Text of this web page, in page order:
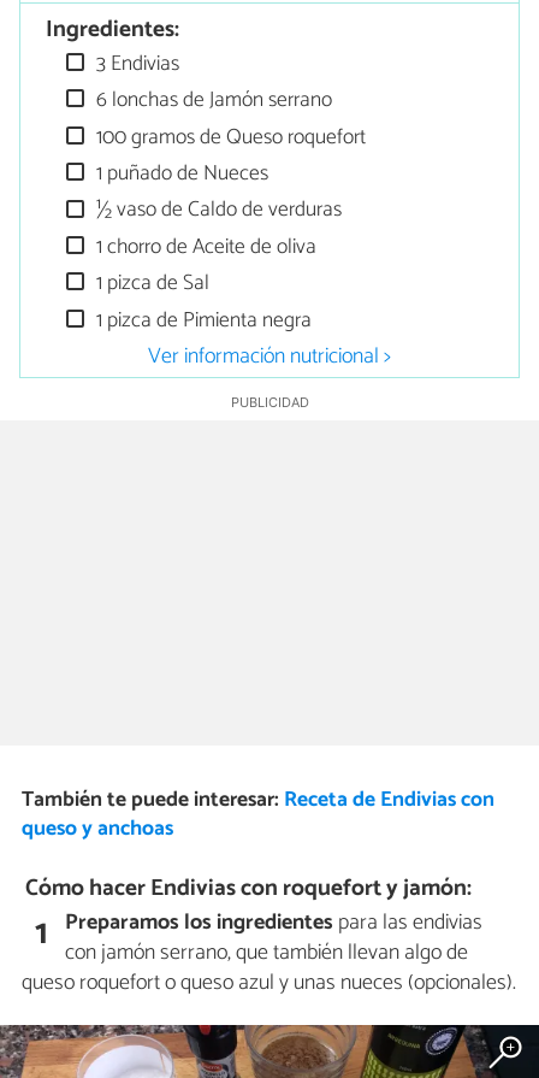
Ingredientes:
3 Endivias
6 lonchas de Jamón serrano
100 gramos de Queso roquefort
1 puñado de Nueces
½ vaso de Caldo de verduras
1 chorro de Aceite de oliva
1 pizca de Sal
1 pizca de Pimienta negra
Ver información nutricional >
También te puede interesar: Receta de Endivias con
queso y anchoas
Cómo hacer Endivias con roquefort y jamón:
1 Preparamos los ingredientes para las endivias
con jamón serrano, que también llevan algo de
queso roquefort o queso azul y unas nueces (opcionales).